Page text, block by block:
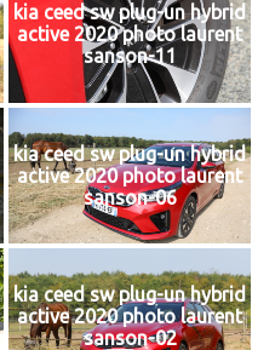
kia ceed sw plug-un hybrid
active 2020 photo laurent
sanson-11
kia ceed sw plug-un hybrid
active 2020 photo laurent
sanson-06
kia ceed sw plug-un hybrid
active 2020 photo laurent
sanson-02